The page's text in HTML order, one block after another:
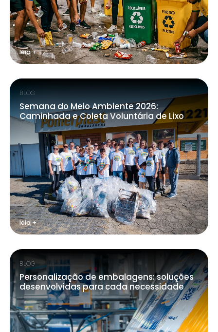
leia +
BLOG
Semana do Meio Ambiente 2026:
Caminhada e Coleta Voluntária de Lixo
leia +
BLOG
Personalização de embalagens: soluções
desenvolvidas para cada necessidade